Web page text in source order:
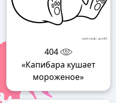
404
«Капибара кушает
мороженое»